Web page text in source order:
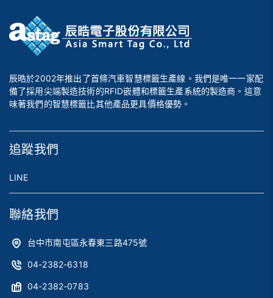
辰晧於2002年推出了首條汽車智慧標籤生產線。我們是唯一一家配
備了採用尖端製造技術的RFID嵌體和標籤生產系統的製造商。這意
味著我們的智慧標籤比其他產品更具價格優勢。
追蹤我們
LINE
聯絡我們
台中市南屯區永春東三路475號
04-2382-6318
04-2382-0783